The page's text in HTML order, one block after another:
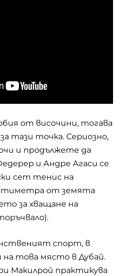
от височини, тогава
тази точка. Сериозно,
и продължете да
и Андре Агаси се
сет тенис на
от земята
за хващане на
спорт, в
на това място в Дубай.
Макилрой практикува